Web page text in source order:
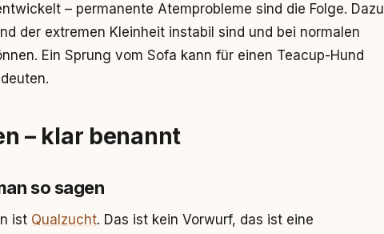
– permanente Atemprobleme sind die Folge. Dazu
der extremen Kleinheit instabil sind und bei normalen
Ein Sprung vom Sofa kann für einen Teacup-Hund
– klar benannt
so sagen
ist Qualzucht. Das ist kein Vorwurf, das ist eine